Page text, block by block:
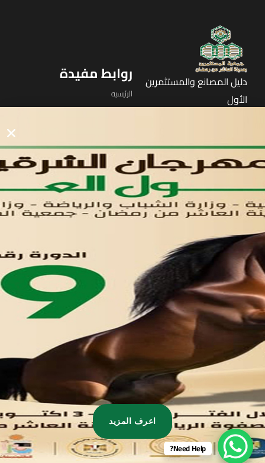
دليل المصانع والمستثمرين
الأول
روابط مفيدة
الرئيسيه
اتصل بنا
تواصل معنا
مدينة العاشر من رمضان
01221020029
055-4494429
055-4494406
055-4494414
info.triaeg@yahoo.com
info@triaeg-guide.com
Need Help?
اعرف المزيد